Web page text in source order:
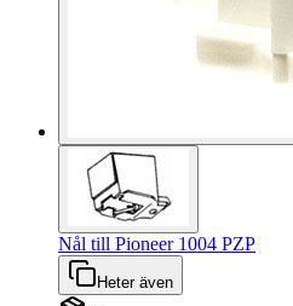
Nål till Pioneer 1004 PZP
Heter även